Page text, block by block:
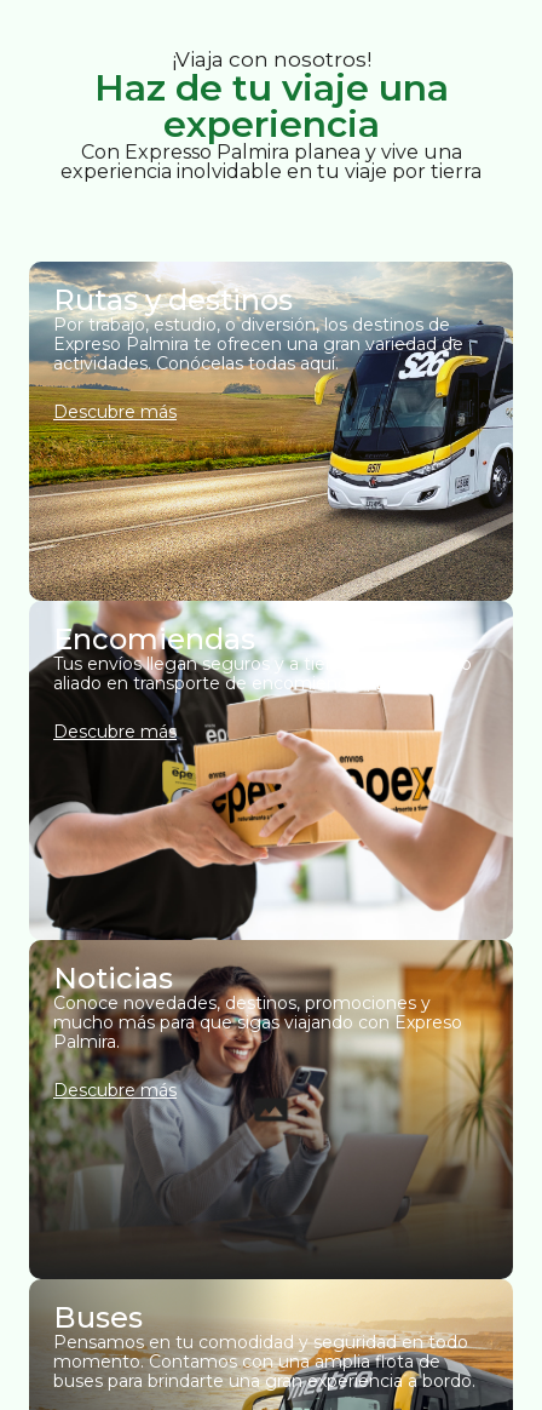
¡Viaja con nosotros!
Haz de tu viaje una
experiencia
Con Expresso Palmira planea y vive una
experiencia inolvidable en tu viaje por tierra
Rutas y destinos
Por trabajo, estudio, o diversión, los destinos de
Expreso Palmira te ofrecen una gran variedad de
actividades. Conócelas todas aquí.
Descubre más
Encomiendas
Tus envíos llegan seguros y a tiempo con nuestro
aliado en transporte de encomiendas, Epex.
Descubre más
Noticias
Conoce novedades, destinos, promociones y
mucho más para que sigas viajando con Expreso
Palmira.
Descubre más
Buses
Pensamos en tu comodidad y seguridad en todo
momento. Contamos con una amplia flota de
buses para brindarte una gran experiencia a bordo.